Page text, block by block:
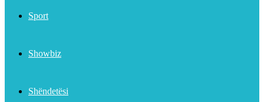
Sport
Showbiz
Shëndetësi